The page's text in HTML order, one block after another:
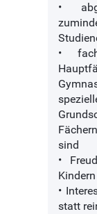
•
•
sind
•
•
statt